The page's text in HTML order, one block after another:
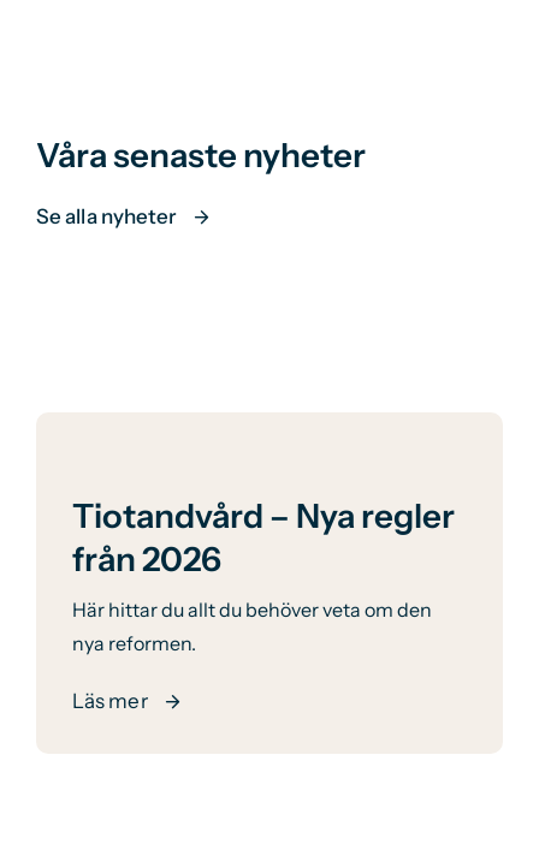
Våra senaste nyheter
Se alla nyheter
Tiotandvård – Nya regler
från 2026
Här hittar du allt du behöver veta om den
nya reformen.
Läs mer